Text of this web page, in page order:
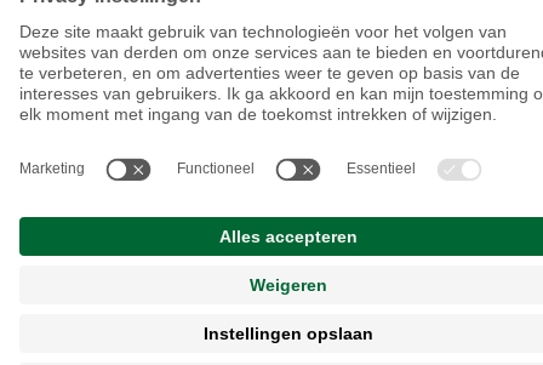
©Sciensano2026 - Version 2.0 (20260729.1)